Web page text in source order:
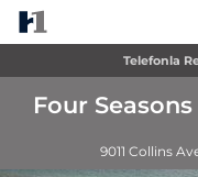
Telefonla
Four
9011 Collins